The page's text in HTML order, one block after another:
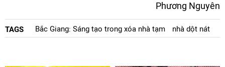
Phương Nguyên
TAGS Bắc Giang: Sáng tạo trong xóa nhà tạm nhà dột nát